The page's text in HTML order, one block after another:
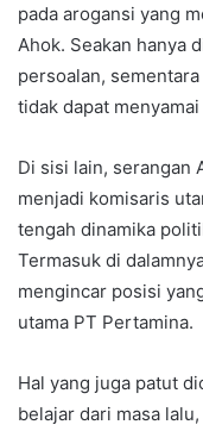
pada arogansi yang
Ahok. Seakan hanya
persoalan,
tidak dapat
Di sisi lain, serangan
menjadi komisaris
tengah dinamika
Termasuk di
mengincar posisi
utama PT Pertamina.
Hal yang juga patut
belajar dari masa